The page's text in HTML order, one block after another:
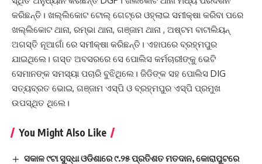
କରିଛନ୍ତି। ଖଲ୍ଲିକୋଟ ଟୋଲ୍‌ ଗେଟ୍‌ରେ ଓହ୍ଲାଇ ସମୀକ୍ଷା କରିବା ପରେ
ଖଲ୍ଲିକୋଟ ଥାନା, ରମ୍ଭା ଥାନା, ଗଞ୍ଜାମ ଥାନା , ଅଷ୍ଟମ ବାଟାଲିୟନ୍‌
ଅଗସ୍ତି ନୂଆଗାଁ ରେ ସମୀକ୍ଷା କରିଛନ୍ତି। ଏହାପରେ ବ୍ରହ୍ମପୁର
ଯାଇଥିଲେ। ଗସ୍ତ ଅବସରରେ ସେ ପୋଲିସ କର୍ମଚାରୀଙ୍କୁ ଭେଟି
ସେମାନଙ୍କ ସମସ୍ୟା ପଚାରି ବୁଝିଥିଲେ। ଜିଡିଙ୍କ ସହ ପୋଲିସ DIG
ସତ୍ୟବ୍ରତ ଭୋଇ, ଗଞ୍ଜାମ ଏସ୍‌ପି ଓ ବ୍ରହ୍ମପୁର ଏସ୍‌ପି ପ୍ରମୁଖ
ଉପସ୍ଥିତ ଥିଲେ।
You Might Also Like
ସକାଳ ୯ଟା ସୁଦ୍ଧା ଓଡିଶାରେ ୯.୨୫ ପ୍ରତିଶତ ମତଦାନ, କୋରାପୁଟରେ